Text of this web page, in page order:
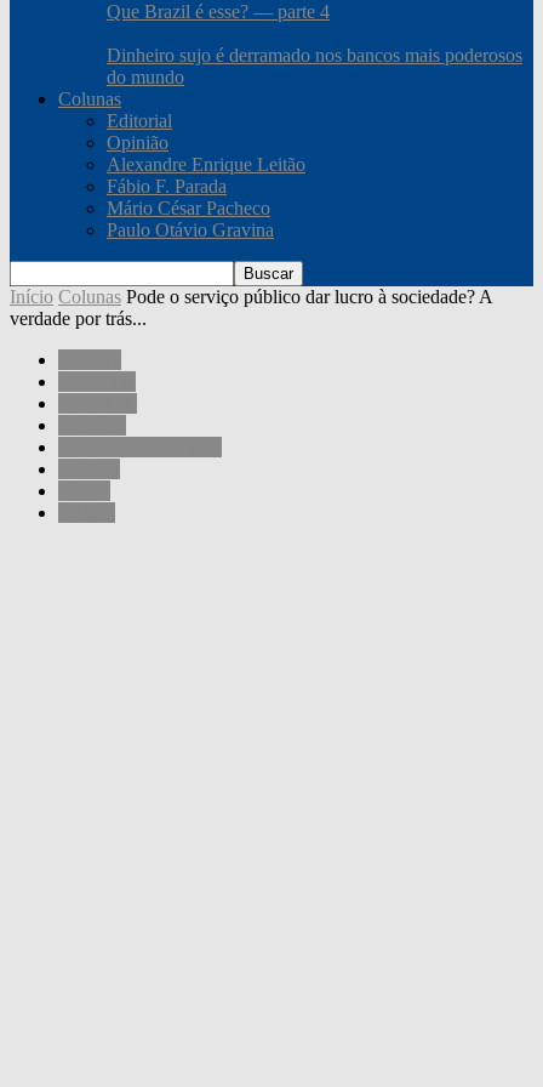
Que Brazil é esse? — parte 4
Dinheiro sujo é derramado nos bancos mais poderosos
do mundo
Colunas
Editorial
Opinião
Alexandre Enrique Leitão
Fábio F. Parada
Mário César Pacheco
Paulo Otávio Gravina
Início Colunas Pode o serviço público dar lucro à sociedade? A
verdade por trás...